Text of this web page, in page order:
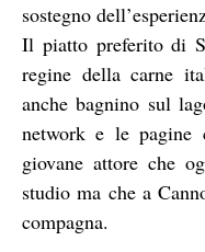
sostegno
Il piatto preferito di
regine della carne
anche bagnino sul
network e le pagine
giovane attore che
studio ma che a
compagna.